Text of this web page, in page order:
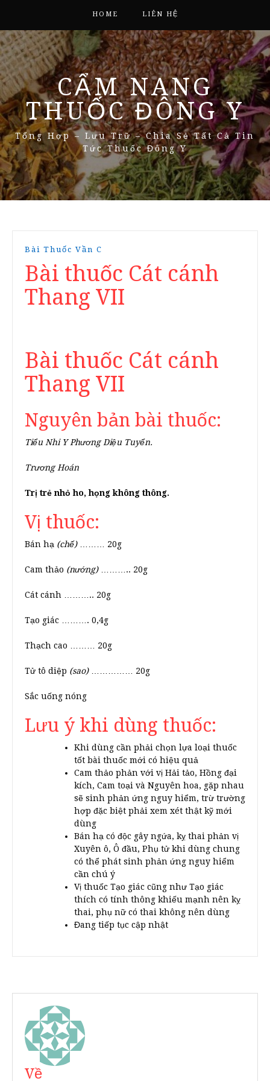
HOME LIÊN HỆ
CẨM NANG
THUỐC ĐÔNG Y
Tổng Hợp – Lưu Trữ – Chia Sẻ Tất Cả Tin
Tức Thuốc Đông Y
Bài Thuốc Vần C
Bài thuốc Cát cánh
Thang VII
Bài thuốc Cát cánh
Thang VII
Nguyên bản bài thuốc:
Tiểu Nhi Y Phương Diệu Tuyển.
Trương Hoán
Trị trẻ nhỏ ho, họng không thông.
Vị thuốc:
Bán hạ (chế)……… 20g
Cam thảo (nướng)……….. 20g
Cát cánh ……….. 20g
Tạo giác ………. 0,4g
Thạch cao ……… 20g
Tử tô diệp (sao)…………… 20g
Sắc uống nóng
Lưu ý khi dùng thuốc:
Khi dùng cần phải chọn lựa loại thuốc
tốt bài thuốc mới có hiệu quả
Cam thảo phản với vị Hải tảo, Hồng đại
kích, Cam toại và Nguyên hoa, gặp nhau
sẽ sinh phản ứng nguy hiểm, trừ trường
hợp đặc biệt phải xem xét thật kỹ mới
dùng
Bán hạ có độc gây ngứa, kỵ thai phản vị
Xuyên ô, Ô đầu, Phụ tử khi dùng chung
có thể phát sinh phản ứng nguy hiểm
cần chú ý
Vị thuốc Tạo giác cũng như Tạo giác
thích có tính thông khiếu mạnh nên kỵ
thai, phụ nữ có thai không nên dùng
Đang tiếp tục cập nhật
Về